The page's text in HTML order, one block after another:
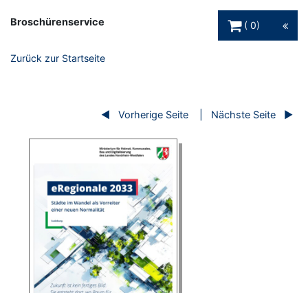
Broschürenservice
0
Zurück zur Startseite
Vorherige Seite Nächste Seite